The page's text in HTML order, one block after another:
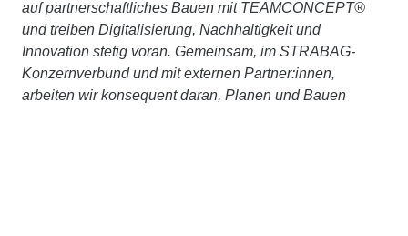
auf partnerschaftliches Bauen mit TEAMCONCEPT®
und treiben Digitalisierung, Nachhaltigkeit und
Innovation stetig voran. Gemeinsam, im STRABAG-
Konzernverbund und mit externen Partner:innen,
arbeiten wir konsequent daran, Planen und Bauen